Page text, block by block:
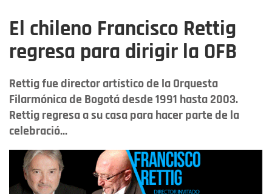
El chileno Francisco Rettig
regresa para dirigir la OFB
Rettig fue director artístico de la Orquesta
Filarmónica de Bogotá desde 1991 hasta 2003.
Rettig regresa a su casa para hacer parte de la
celebració...